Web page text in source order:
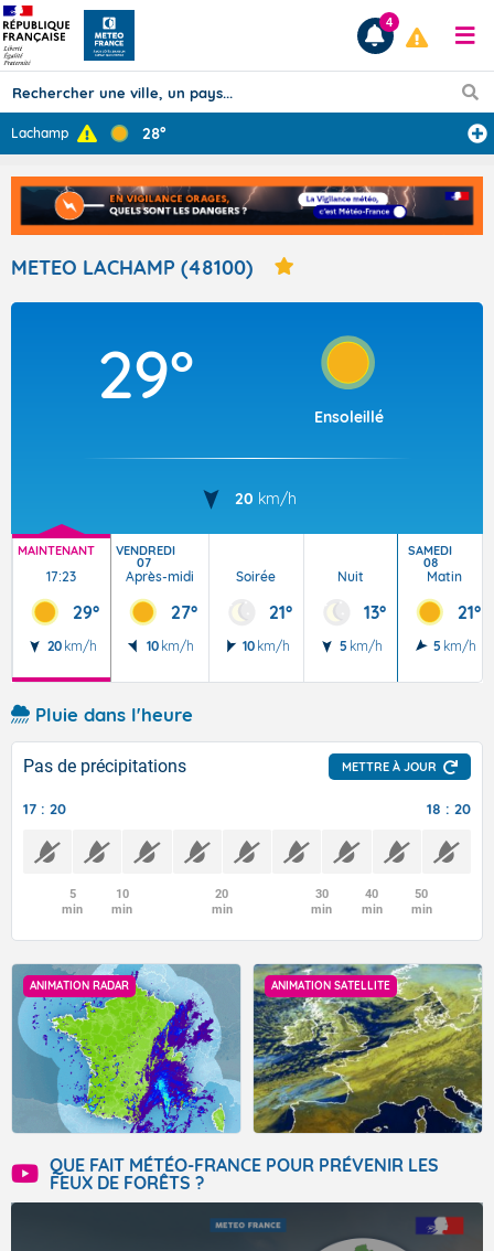
Prévisions
TOUS LES RÉSULTATS
Articles
4
Lachamp 28°
METEO LACHAMP (48100)
29°
Ensoleillé
20 km/h
MAINTENANT
17:23
29°
20 km/h
VENDREDI
07
Après-midi
27°
10 km/h
Soirée
21°
10 km/h
Nuit
13°
5 km/h
SAMEDI
08
Matin
21°
5 km/h
Pluie dans l'heure
Pas de précipitations METTRE À JOUR
17 : 20 18 : 20
5
min
10
min
20
min
30
min
40
min
50
min
ANIMATION RADAR ANIMATION SATELLITE
QUE FAIT MÉTÉO-FRANCE POUR PRÉVENIR LES
FEUX DE FORÊTS ?